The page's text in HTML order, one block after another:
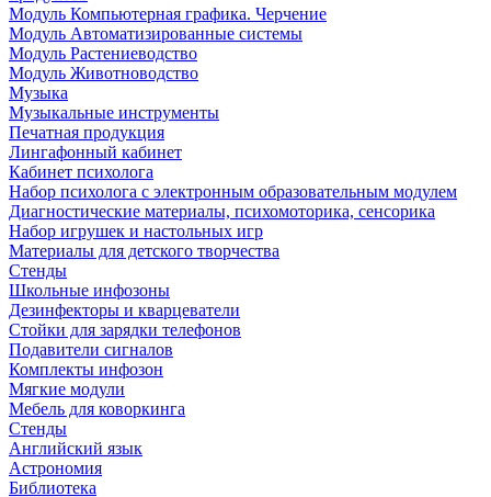
Модуль Компьютерная графика. Черчение
Модуль Автоматизированные системы
Модуль Растениеводство
Модуль Животноводство
Музыка
Музыкальные инструменты
Печатная продукция
Лингафонный кабинет
Кабинет психолога
Набор психолога с электронным образовательным модулем
Диагностические материалы, психомоторика, сенсорика
Набор игрушек и настольных игр
Материалы для детского творчества
Стенды
Школьные инфозоны
Дезинфекторы и кварцеватели
Стойки для зарядки телефонов
Подавители сигналов
Комплекты инфозон
Мягкие модули
Мебель для коворкинга
Стенды
Английский язык
Астрономия
Библиотека